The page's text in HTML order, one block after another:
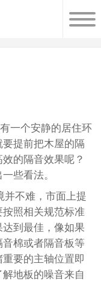
一个安静的居住环
提前把木屋的隔
的隔音效果呢？
些看法。
不难，市面上提
照相关规范标准
到最佳，像如果
棉或者隔音板等
要的主轴位置即
地板的噪音来自